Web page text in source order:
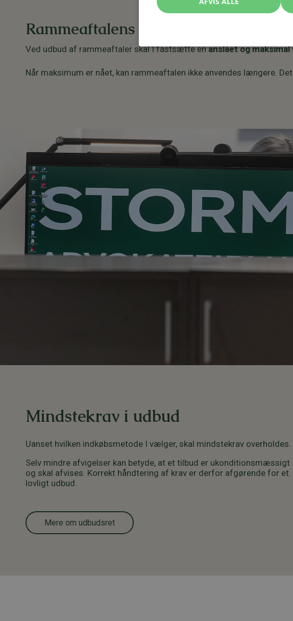
Rammeaftalens værdi og omfang
Ved udbud af rammeaftaler skal I fastsætte enanslået og
Når maksimum er nået, kan rammeaftalen ikke anvendes længere.
Mindstekrav i udbud
Uanset hvilken indkøbsmetode I vælger, skal mindstekrav overholdes.
Selv mindre afvigelser kan betyde, at et tilbud er ukonditionsmæssigt
og skal afvises. Korrekt håndtering af krav er derfor afgørende for et
lovligt udbud.
Mere om udbudsret